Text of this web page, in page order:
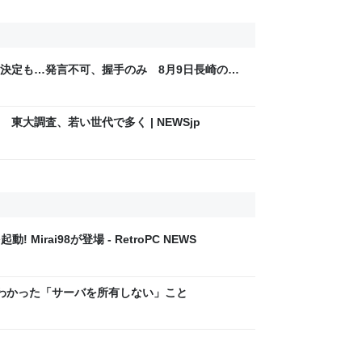
定も…発言不可、握手のみ 8月9日長崎の被
東大調査、若い世代で多く | NEWSjp
動! Mirai98が登場 - RetroPC NEWS
った「サーバを所有しない」こと